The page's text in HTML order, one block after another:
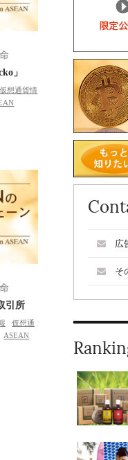
」
想通貨情
引所
仮想通
ASEAN
広
そ